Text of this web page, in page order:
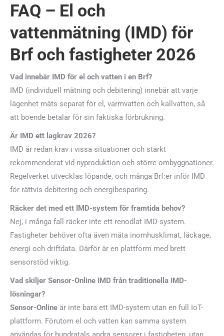
FAQ – El och
vattenmätning (IMD) för
Brf och fastigheter 2026
Vad innebär IMD för el och vatten i en Brf?
IMD (individuell mätning och debitering) innebär att varje
lägenhet mäts separat för el, varmvatten och kallvatten, så
att boende betalar för sin faktiska förbrukning.
Är IMD ett lagkrav 2026?
IMD är redan krav i vissa situationer och starkt
rekommenderat vid nyproduktion och större ombyggnationer.
Regelverket utvecklas löpande, och många Brf:er inför IMD
för rättvis debitering och energibesparing.
Räcker det med ett IMD-system för framtida behov?
Nej, i många fall räcker inte ett renodlat IMD-system.
Fastigheter behöver ofta även mäta inomhusklimat, läckage,
energi och driftdata. Därför är en plattform med brett
sensorstöd viktig.
Vad skiljer Sensor-Online IMD från traditionella IMD-
lösningar?
Sensor-Online är inte bara ett IMD-system utan en full IoT-
plattform. Förutom el och vatten kan samma system